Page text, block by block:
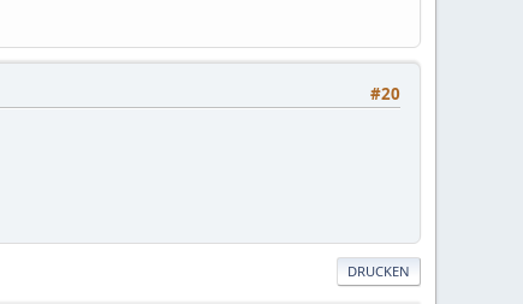
#20
DRUCKEN